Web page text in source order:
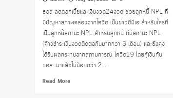
ธอส ลดดอกเบี้ยและเงินงวด24งวด ช่วยลูกหนี้ NPL ที่
มีปัญหาสภาพคล่องจากโควิด เป็นข่าวดีมีเฮ สำหรับใครที่
เป็นลูกหนี้สถานะ NPL สำหรับลูกหนี้ ที่มีสถานะ NPL
(ค้างชำระเงินงวดติดต่อกันมากกว่า 3 เดือน) และยังคง
ได้รับผลกระทบจากสถานการณ์ โควิด19 โดยกู้เงินกับ
ธอส. มาแล้วไม่น้อยกว่า 2...
Read More